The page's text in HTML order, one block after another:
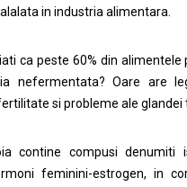
in industria alimentara.
ca peste 60% din
nefermentata? Oare are
si probleme ale glandei
contine compusi denumiti
feminini-estrogen, in